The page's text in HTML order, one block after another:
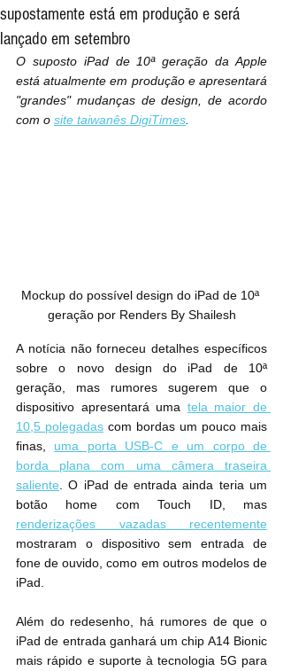
supostamente está em produção e será
lançado em setembro
O suposto iPad de 10ª geração da Apple
está atualmente em produção e apresentará
"grandes" mudanças de design, de acordo
com o site taiwanês DigiTimes
Mockup do possível design do iPad de 10ª
geração por Renders By Shailesh
A notícia não forneceu detalhes específicos
sobre o novo design do iPad de 10ª
geração, mas rumores sugerem que o
dispositivo apresentará uma tela maior de
10,5 polegadas com bordas um pouco mais
finas, uma porta USB-C e um corpo de
borda plana com uma câmera traseira
saliente . O iPad de entrada ainda teria um
renderizações vazadas recentemente
mostraram o dispositivo sem entrada de
fone de ouvido, como em outros modelos de
iPad.
Além do redesenho, há rumores de que o
iPad de entrada ganhará um chip A14 Bionic
mais rápido e suporte à tecnologia 5G para